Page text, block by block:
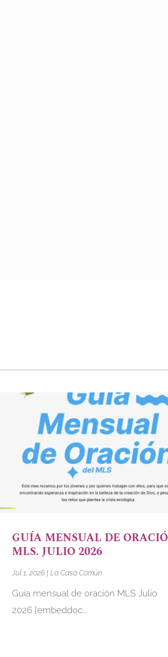
GUÍA MENSUAL DE
MLS. JULIO 2026
Jul 1, 2026| La Casa Común
Guía mensual de oración MLS Julio
2026 [embeddoc...